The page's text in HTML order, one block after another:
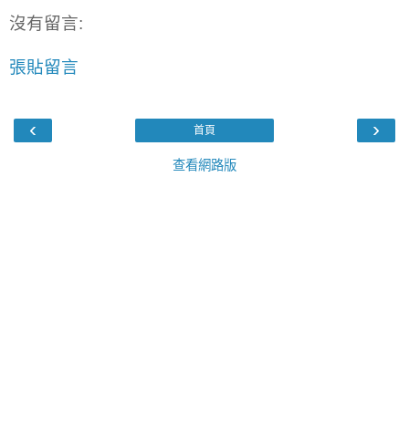
沒有留言:
張貼留言
‹ ›
首頁
查看網路版